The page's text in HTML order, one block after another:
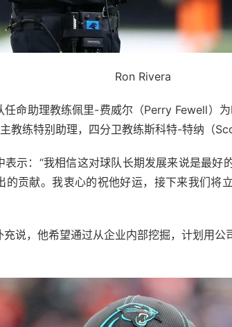
Ron Rivera
任命助理教练佩里-费威尔（Perry Fewell）
教练特别助理，四分卫教练斯科特-特纳（
表示：“我相信这对球队长期发展来说是最好
的贡献。我衷心的祝他好运，接下来我们将
说，他希望通过从企业内部挖掘，计划用公